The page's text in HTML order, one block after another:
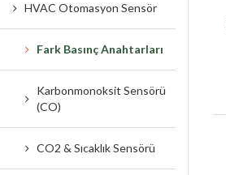
HVAC Otomasyon Sensör
Fark Basınç Anahtarları
Karbonmonoksit Sensörü
(CO)
CO2 & Sıcaklık Sensörü